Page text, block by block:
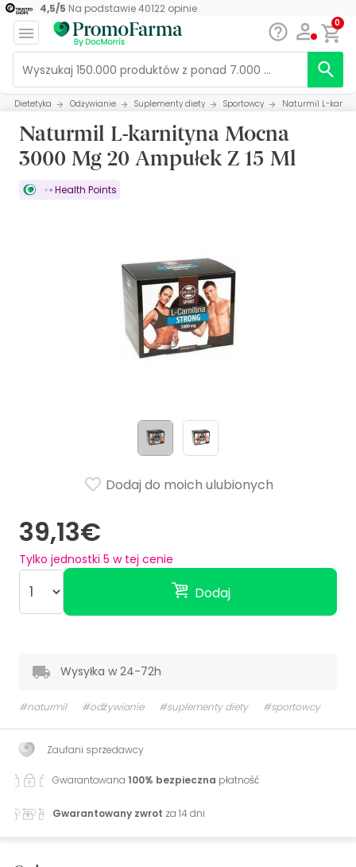
4,5/5 Na podstawie40122opinie
0
Dietetyka Odżywianie Suplementy diety Sportowcy Naturmil L-
Naturmil L-karnityna Mocna
3000 Mg 20 Ampułek Z 15 Ml
Health Points
39,13€
Tylko jednostki 5 w tej cenie
Dodaj
Dodaj do moich ulubionych
Wysyłka w 24-72h
#naturmil #odżywianie #suplementy diety #sportowcy
Zaufani sprzedawcy
Gwarantowana 100% bezpieczna płatność
Gwarantowany zwrot za 14 dni